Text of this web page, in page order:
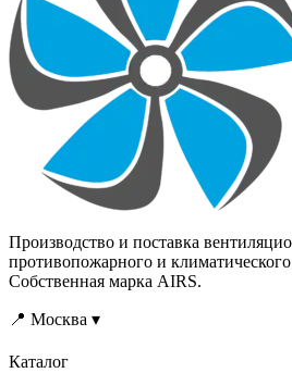
Производство и поставка
противопожарного и
Собственная марка AIRS.
📍 Москва ▾
Каталог